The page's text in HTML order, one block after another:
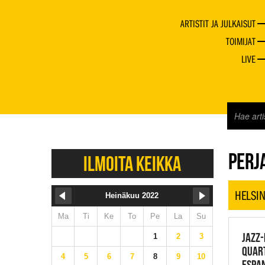
ARTISTIT JA JULKAISUT
TOIMIJAT
LIVE
ILMOITA KEIKKA
Heinäkuu 2022
Ma Ti Ke To Pe La Su
1 2 3
4 5 6 7 8 9 10
JAZZ